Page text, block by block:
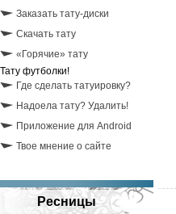
Заказать тату-диски
Скачать тату
«Горячие» тату
Тату футболки!
Где сделать татуировку?
Надоела тату? Удалить!
Приложение для Android
Твое мнение о сайте
Ресницы